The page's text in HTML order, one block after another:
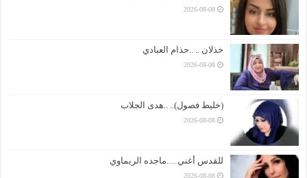
2026-08-08
خذلان .. ..حذام العبادي
2026-08-08
(خليط فصول).. ..هدى الجلاب
2026-08-08
للقدس أغني….ماجده الريماوي
2026-08-08